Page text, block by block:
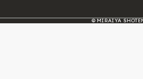
© MIRAIYA